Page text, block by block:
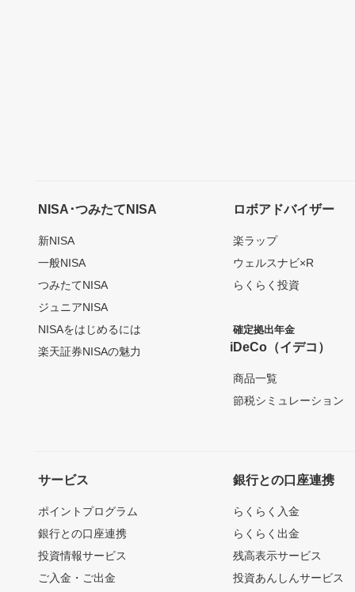
NISA･つみたてNISA
新NISA
一般NISA
つみたてNISA
ジュニアNISA
NISAをはじめるには
楽天証券NISAの魅力
ロボアドバイザー
楽ラップ
ウェルスナビ×R
らくらく投資
確定拠出年金
iDeCo（イデコ）
商品一覧
節税シミュレーション
サービス
ポイントプログラム
銀行との口座連携
投資情報サービス
ご入金・ご出金
銀行との口座連携
らくらく入金
らくらく出金
残高表示サービス
投資あんしんサービス